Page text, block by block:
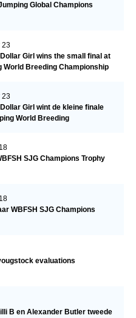
Global Champions
23
Girl wins the small final at
World Breeding Championship
23
Girl wint de kleine finale
World Breeding
SJG Champions Trophy
WBFSH SJG Champions
evaluations
B en Alexander Butler tweede